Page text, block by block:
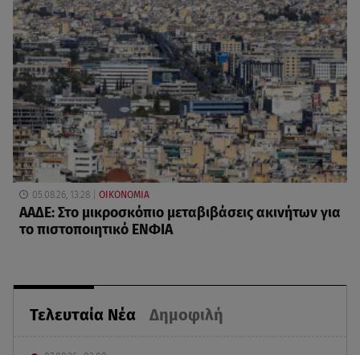
Τελευταία Νέα Δημοφιλή
05.08.26, 13:28 ΟΙΚΟΝΟΜΙΑ
ΑΑΔΕ: Στο μικροσκόπιο μεταβιβάσεις ακινήτων για
το πιστοποιητικό ΕΝΦΙΑ